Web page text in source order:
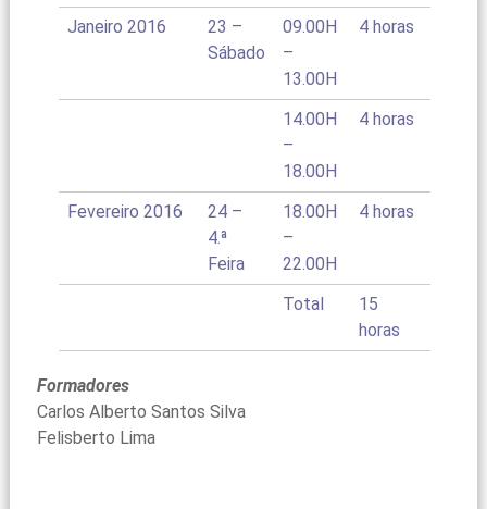
Janeiro 2016
23 –
Sábado
09.00H
–
13.00H
4 horas
14.00H
–
18.00H
4 horas
Fevereiro 2016
24 –
4.ª
Feira
18.00H
–
22.00H
4 horas
Total
15
horas
Formadores
Carlos Alberto Santos Silva
Felisberto Lima